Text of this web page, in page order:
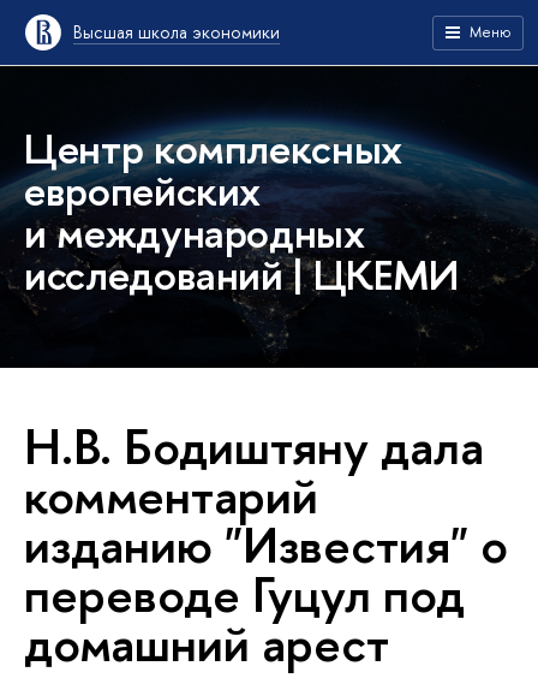
Высшая школа экономики Меню
Центр комплексных
европейских
и международных
исследований | ЦКЕМИ
Н.В. Бодиштяну дала
комментарий
изданию "Известия" о
переводе Гуцул под
домашний арест